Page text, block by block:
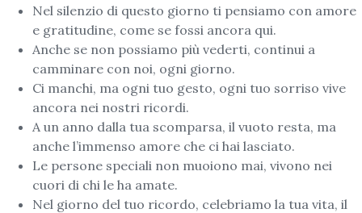
Nel silenzio di questo giorno ti pensiamo con amore
e gratitudine, come se fossi ancora qui.
Anche se non possiamo più vederti, continui a
camminare con noi, ogni giorno.
Ci manchi, ma ogni tuo gesto, ogni tuo sorriso vive
ancora nei nostri ricordi.
A un anno dalla tua scomparsa, il vuoto resta, ma
anche l’immenso amore che ci hai lasciato.
Le persone speciali non muoiono mai, vivono nei
cuori di chi le ha amate.
Nel giorno del tuo ricordo, celebriamo la tua vita, il